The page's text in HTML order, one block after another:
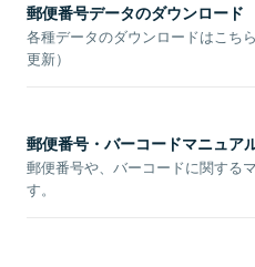
郵便番号データのダウンロード
各種データのダウンロードはこち
更新）
郵便番号・バーコードマニュア
郵便番号や、バーコードに関する
す。